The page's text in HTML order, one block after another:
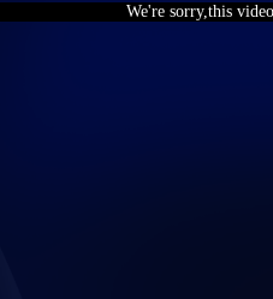
We're sorry,this